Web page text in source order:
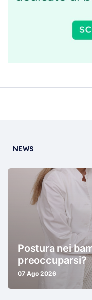
NEWS
Postura nei
preoccuparsi?
07 Ago 2026